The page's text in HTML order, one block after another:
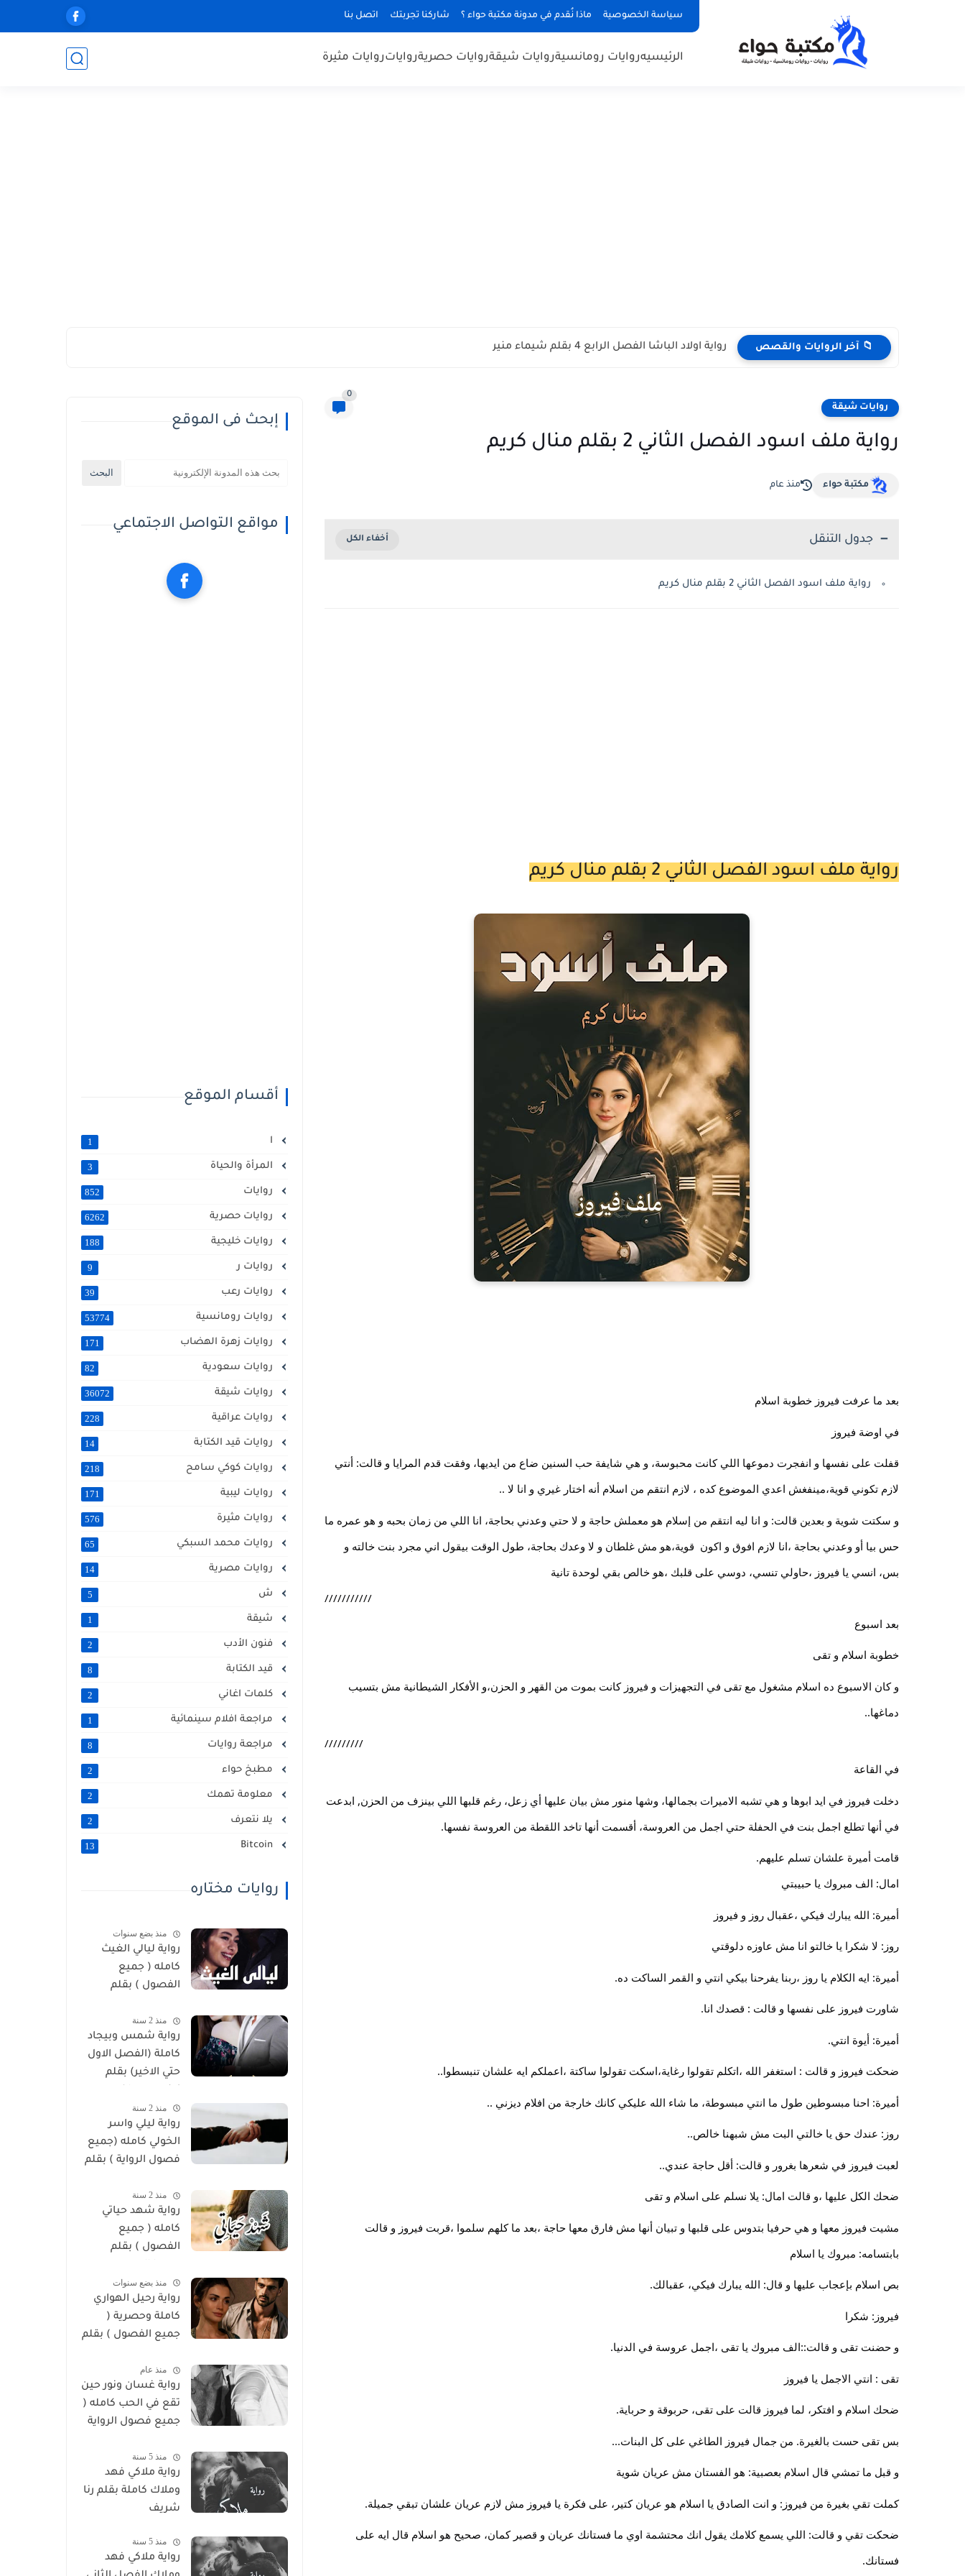
سياسة الخصوصية ماذا نُقدم في مدونة مكتبة حواء ؟ شاركنا تجربتك اتصل بنا
الرئيسيهروايات رومانسيةروايات شيقةروايات حصريةرواياتروايات مثيرة
📁 آخر الروايات والقصص رواية اولاد الباشا الفصل الرابع 4 بقلم شيماء منير
روايات شيقة
0
رواية ملف اسود الفصل الثاني 2 بقلم منال كريم
مكتبة حواء منذ عام
جدول التنقل
رواية ملف اسود الفصل الثاني 2 بقلم منال كريم
رواية ملف اسود الفصل الثاني 2 بقلم منال كريم
بعد ما عرفت فيروز خطوبة اسلام
في اوضة فيروز
لازم تكوني قوية،مينفغش اعدي الموضوع كده ، لازم انتقم من اسلام أنه اختار غيري و انا لا ..
بس، انسي يا فيروز ،حاولي تنسي، دوسي على قلبك ،هو خالص بقي لوحدة تانية
///////////
بعد اسبوع
خطوبة اسلام و تقى
دماغها..
/////////
في القاعة
في أنها تطلع اجمل بنت في الحفلة حتي اجمل من العروسة، أقسمت أنها تاخد اللقطة من العروسة نفسها.
قامت أميرة علشان تسلم عليهم.
امال: الف مبروك يا حبيبتي
أميرة: الله يبارك فيكي ،عقبال روز و فيروز
روز: لا شكرا يا خالتو انا مش عاوزه دلوقتي
أميرة: ايه الكلام يا روز ،ربنا يفرحنا بيكي انتي و القمر الساكت ده.
شاورت فيروز على نفسها و قالت : قصدك انا.
أميرة: أيوة انتي.
ضحكت فيروز و قالت : استغفر الله ،اتكلم تقولوا رغاية،اسكت تقولوا ساكتة ،اعملكم ايه علشان تنبسطوا..
أميرة: احنا مبسوطين طول ما انتي مبسوطة، ما شاء الله عليكي كانك خارجة من افلام ديزني ..
روز: عندك حق يا خالتي البت مش شبهنا خالص..
لعبت فيروز في شعرها بغرور و قالت: أقل حاجة عندي..
ضحك الكل عليها ،و قالت امال: يلا نسلم على اسلام و تقى
بابتسامه: مبروك يا اسلام
بص اسلام بإعجاب عليها و قال: الله يبارك فيكي، عقبالك.
فيروز: شكرا
و حضنت تقى و قالت::الف مبروك يا تقى ،اجمل عروسة في الدنيا.
تقى : انتي الاجمل يا فيروز
ضحك اسلام و افتكر، لما فيروز قالت على تقى، حربوقة و حرباية.
بس تقى حست بالغيرة. من جمال فيروز الطاغي على كل البنات...
و قبل ما تمشي قال اسلام بعصبية: هو الفستان مش عريان شوية
كملت تقي بغيرة من فيروز: و انت الصادق يا اسلام هو عريان كتير، على فكرة يا فيروز مش لازم عريان علشان تبقي جميلة.
فستانك.
إبحث فى الموقع
مواقع التواصل الاجتماعي
أقسام الموقع
ا 1
المرأة والحياة 3
روايات 852
روايات حصرية 6262
روايات خليجية 188
روايات ر 9
روايات رعب 39
روايات رومانسية 53774
روايات زهرة الهضاب 171
روايات سعودية 82
روايات شيقة 36072
روايات عراقية 228
روايات قيد الكتابة 14
روايات كوكي سامح 218
روايات ليبية 171
روايات مثيرة 576
روايات محمد السبكي 65
روايات مصرية 14
ش 5
شيقة 1
فنون الأدب 2
قيد الكتابة 8
كلمات اغاني 2
مراجعة افلام سينمائية 1
مراجعة روايات 8
مطبخ حواء 2
معلومة تهمك 2
يلا نتعرف 2
13
روايات مختاره
منذ بضع سنوات
رواية ليالي الغيث
كامله ( جميع
الفصول ) بقلم
منذ 2 سنة
رواية شمس وبيجاد
كاملة (الفصل الاول
حتي الاخير) بقلم
منذ 2 سنة
رواية ليلي واسر
الخولي كامله (جميع
فصول الرواية ) بقلم
منذ 2 سنة
رواية شهد حياتي
كامله ( جميع
الفصول ) بقلم
منذ بضع سنوات
رواية رحيل الهواري
كاملة وحصرية (
جميع الفصول ) بقلم
منذ عام
رواية غسان ونور حين
تقع في الحب كامله (
جميع فصول الرواية
منذ 5 سنة
رواية ملاكي فهد
وملاك كاملة بقلم رنا
شريف
منذ 5 سنة
رواية ملاكي فهد